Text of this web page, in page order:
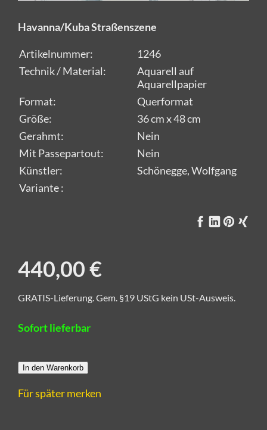
Havanna/Kuba Straßenszene
Artikelnummer:
1246
Technik / Material:
Aquarell auf
Aquarellpapier
Format:
Querformat
Größe:
36 cm x 48 cm
Gerahmt:
Nein
Mit Passepartout:
Nein
Künstler:
Schönegge, Wolfgang
Variante :
440,00 €
GRATIS-Lieferung. Gem. §19 UStG kein USt-Ausweis.
Sofort lieferbar
In den Warenkorb
Für später merken